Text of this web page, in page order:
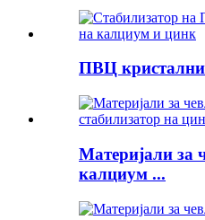
ПВЦ
Материјали за
калциум ...